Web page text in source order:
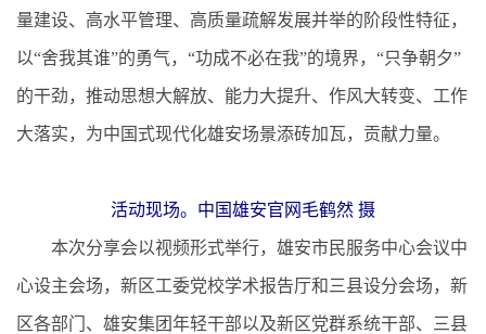
量建设、高水平管理、高质量疏解发展并举的阶段性特征，
以“舍我其谁”的勇气，“功成不必在我”的境界，“只争朝夕”
的干劲，推动思想大解放、能力大提升、作风大转变、工作
大落实，为中国式现代化雄安场景添砖加瓦，贡献力量。
活动现场。中国雄安官网毛鹤然 摄
本次分享会以视频形式举行，雄安市民服务中心会议中
心设主会场，新区工委党校学术报告厅和三县设分会场，新
区各部门、雄安集团年轻干部以及新区党群系统干部、三县